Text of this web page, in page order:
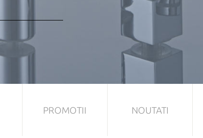
PROMOTII NOUTATI